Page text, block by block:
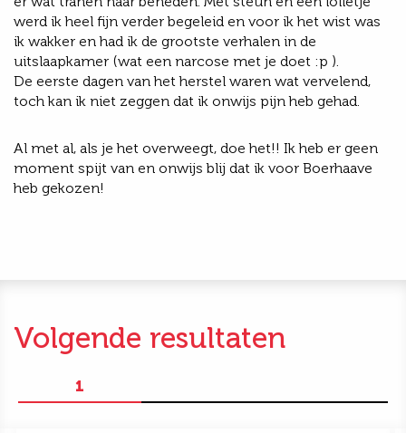
werd ik heel fijn verder begeleid en voor ik het wist was
ik wakker en had ik de grootste verhalen in de
uitslaapkamer (wat een narcose met je doet :p ).
De eerste dagen van het herstel waren wat vervelend,
toch kan ik niet zeggen dat ik onwijs pijn heb gehad.
Al met al, als je het overweegt, doe het!! Ik heb er geen
moment spijt van en onwijs blij dat ik voor Boerhaave
heb gekozen!
Volgende resultaten
1